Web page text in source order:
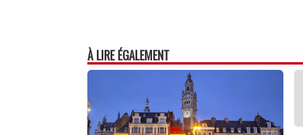
À LIRE ÉGALEMENT